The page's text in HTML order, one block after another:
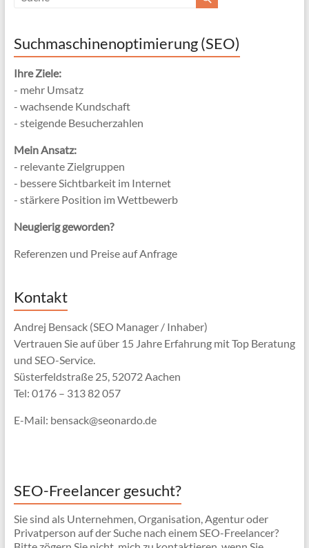
Suchmaschinenoptimierung (SEO)
Ihre Ziele:
- mehr Umsatz
- wachsende Kundschaft
- steigende Besucherzahlen
Mein Ansatz:
- relevante Zielgruppen
- bessere Sichtbarkeit im Internet
- stärkere Position im Wettbewerb
Neugierig geworden?
Referenzen und Preise auf Anfrage
Kontakt
Andrej Bensack (SEO Manager / Inhaber)
Vertrauen Sie auf über 15 Jahre Erfahrung mit Top Beratung
und SEO-Service.
Süsterfeldstraße 25, 52072 Aachen
Tel: 0176 – 313 82 057
E-Mail: bensack@seonardo.de
SEO-Freelancer gesucht?
Sie sind als Unternehmen, Organisation, Agentur oder
Privatperson auf der Suche nach einem SEO-Freelancer?